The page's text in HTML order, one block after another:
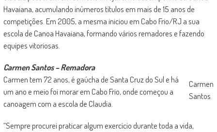
Havaiana, acumulando inúmeros títulos em mais de 15 anos de
competições. Em 2005, a mesma iniciou em Cabo Frio/RJ a sua
escola de Canoa Havaiana, formando vários remadores e fazendo
equipes vitoriosas.
Carmen
Santos
Carmen Santos – Remadora
Carmen tem 72 anos, é gaúcha de Santa Cruz do Sul e há
um ano e meio foi morar em Cabo Frio, onde começou a
canoagem com a escola de Claudia.
“Sempre procurei praticar algum exercício durante toda a vida,